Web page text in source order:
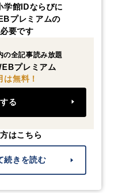
学館IDならびに
プレミアムの
要です
の全記事読み放題
プレミアム
は無料！
る
はこちら
続きを読む